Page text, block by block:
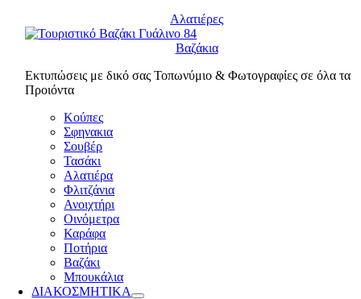
Αλατιέρες
Βαζάκια
Εκτυπώσεις με δικό σας Τοπωνύμιο & Φωτογραφίες σε όλα τα
Προιόντα
Κούπες
Σφηνακια
Σουβέρ
Τασάκι
Αλατιέρα
Φλιτζάνια
Ανοιχτήρι
Οινόμετρα
Καράφα
Ποτήρια
Βαζάκι
Μπουκάλια
ΔΙΑΚΟΣΜΗΤΙΚΑ